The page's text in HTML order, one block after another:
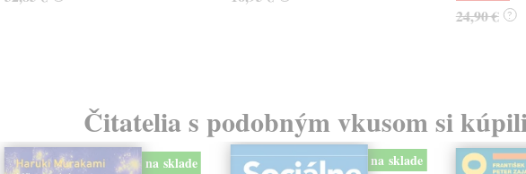
24,90 € ?
Čitatelia s podobným vkusom si
na sklade
na sklade